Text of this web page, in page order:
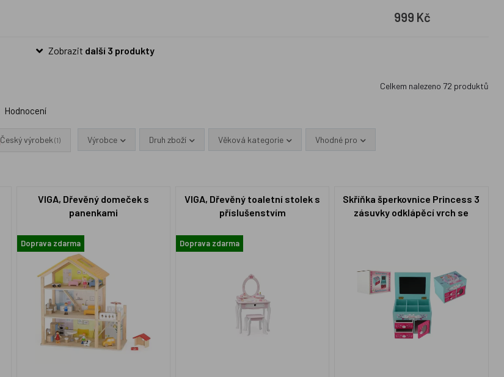
999 Kč
Zobrazit další 3 produkty
Celkem nalezeno 72 produktů
Hodnocení
Český výrobek (1) Výrobce Druh zboží Věková kategorie Vhodné pro
VIGA, Dřevěný domeček s
panenkami
Doprava zdarma
VIGA, Dřevěný toaletní stolek s
příslušenstvím
Doprava zdarma
Skříňka šperkovnice Princess 3
zásuvky odklápěcí vrch se